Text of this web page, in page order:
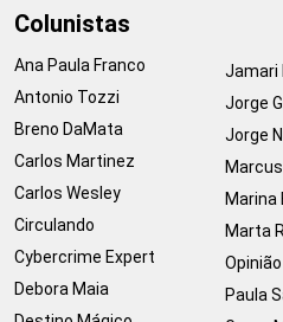
Colunistas
Ana Paula Franco
Antonio Tozzi
Breno DaMata
Carlos Martinez
Carlos Wesley
Circulando
Cybercrime Expert
Debora Maia
Jamari
Jorge
Jorge
Marina
Marta
Opinião
Paula